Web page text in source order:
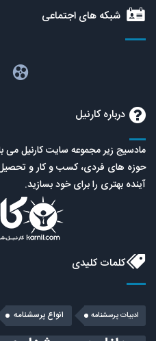
شبکه های اجتماعی
درباره کارنیل
مادسیج زیر مجموعه سایت کارنیل می
حوزه های فردی، کسب و کار و تحصیل
آینده بهتری را برای خود بسازید.
کلمات کلیدی
ادبیات پرسشنامه انواع پرسشنامه